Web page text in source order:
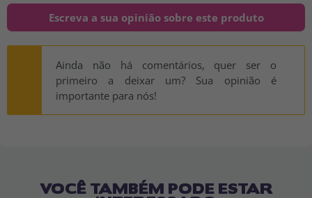
Escreva a sua opinião sobre este produto
Ainda não há comentários, quer ser o
primeiro a deixar um? Sua opinião é
importante para nós!
VOCÊ TAMBÉM PODE ESTAR